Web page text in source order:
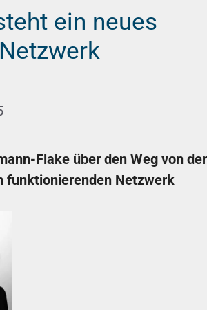
ein neues
Flake über den Weg von der
funktionierenden Netzwerk